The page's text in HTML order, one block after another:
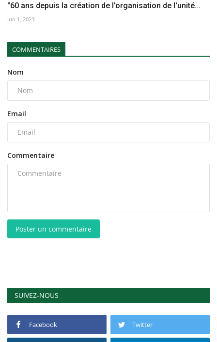
"60 ans depuis la création de l'organisation de l'unité...
Jun 1, 2023
COMMENTAIRES
Nom
Email
Commentaire
Poster un commentaire
SUIVEZ-NOUS
Facebook Twitter